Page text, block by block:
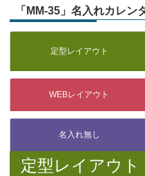
「MM-35」名入れカレン
定型レイアウト